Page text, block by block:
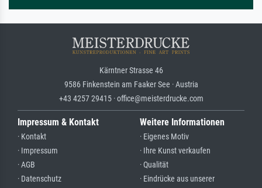
Kärntner Strasse 46
9586 Finkenstein am Faaker See · Austria
+43 4257 29415 · office@meisterdrucke.com
Impressum & Kontakt
· Kontakt
· Impressum
· AGB
· Datenschutz
Weitere Informationen
· Eigenes Motiv
· Ihre Kunst verkaufen
· Qualität
· Eindrücke aus unserer